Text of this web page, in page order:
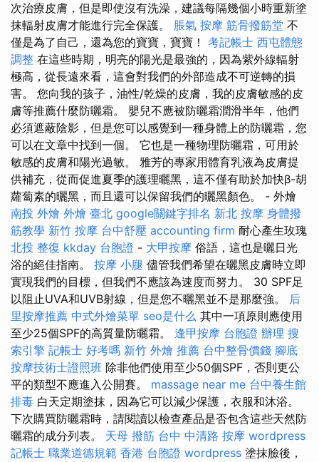
次治療皮膚，但是即使沒有洗澡，建議每隔幾個小時重新塗
抹輻射皮膚才能進行完全保護。 脹氣 按摩 筋骨撥筋堂 不
僅是為了自己，還為您的寶寶，寶寶！ 考記帳士 西屯體態
調整 在這些時期，明亮的陽光是最強的，因為紫外線輻射
極高，從長遠來看，這會對我們的外部造成不可逆轉的損
害。 您向我的孩子，油性/乾燥的皮膚，我的皮膚敏感的皮
膚等推薦什麼防曬霜。 嬰兒不應被防曬霜潤滑半年，他們
必須遮蔽陰影，但是您可以感覺到一種身體上的防曬霜，您
可以在文章中找到一個。 它也是一種物理防曬霜，可用於
敏感的皮膚和陽光過敏。 雅芳的專家用體育乳液為皮膚提
供補充，從而促進夏季的護理曬黑，這不僅有助於加快β-胡
蘿蔔素的曬黑，而且還可以保留我們的曬黑顏色。 - 外燴
南投 外燴 外燴 臺北 google關鍵字排名 新北 按摩 身體撥
筋教學 新竹 按摩 台中舒壓 accounting firm 耐心產生玫瑰
北投 整復 kkday 台胞證 - 大甲按摩 俗語，這也是曬日光
浴的絕佳指南。 按摩 小腿 儘管我們希望在曬黑皮膚時立即
實現我們的目標，但我們不應該為速度而努力。 30 SPF足
以阻止UVA和UVB射線，但是您不曬黑並不是那麼強。 后
里按摩推薦 中式外燴菜單 seo是什么 其中一項原則應使用
至少25個SPF的高質量防曬霜。 逢甲按摩 台胞證 辦理 搜
索引擎 記帳士 好考嗎 新竹 外燴 推薦 台中整骨價錢 腳底
按摩技術士證照班 除非他們使用至少50個SPF，否則更公
平的類型不應進入公開賽。 massage near me 台中養生館
排毒 白天定期塗抹，因為它可以減少保護，衣服和沐浴。
下次購買防曬霜時，請閱讀以檢查產品是否包含這些天然防
曬霜的成分列表。 天母 撥筋 台中 中清路 按摩 wordpress
記帳士 職業道德規範 香港 台胞證 wordpress 塗抹臉後，